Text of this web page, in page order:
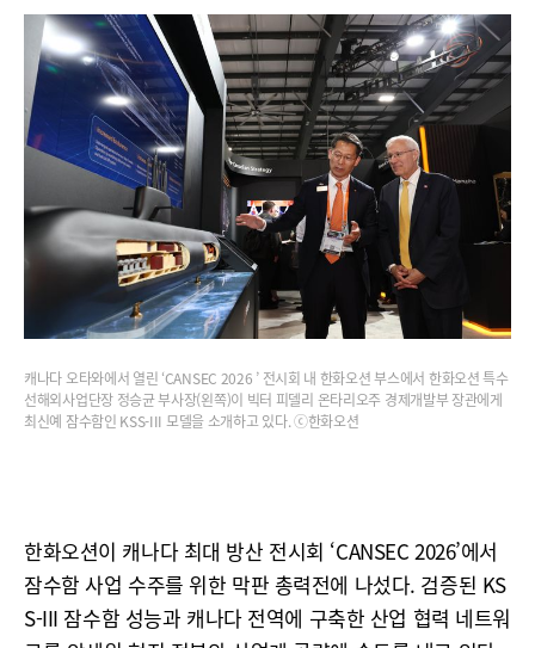
캐나다 오타와에서 열린 ‘CANSEC 2026 ’ 전시회 내 한화오션 부스에서 한화오션 특수
선해외사업단장 정승균 부사장(왼쪽)이 빅터 피델리 온타리오주 경제개발부 장관에게
최신예 잠수함인 KSS-III 모델을 소개하고 있다. ⓒ한화오션
한화오션이 캐나다 최대 방산 전시회 ‘CANSEC 2026’에서
잠수함 사업 수주를 위한 막판 총력전에 나섰다. 검증된 KS
S-III 잠수함 성능과 캐나다 전역에 구축한 산업 협력 네트워